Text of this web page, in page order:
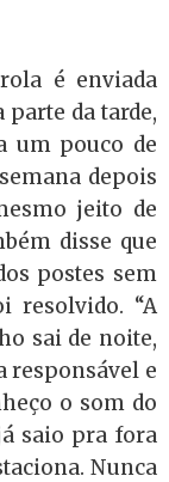
é enviada
da tarde,
um pouco de
depois
jeito de
disse que
postes sem
resolvido. “A
sai de noite,
responsável e
o som do
saio pra fora
Nunca